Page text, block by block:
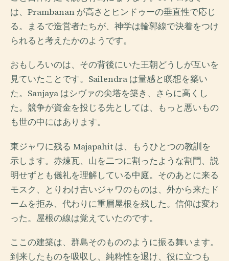
は、Prambanan が高さとヒンドゥーの垂直性で応じ
る。まるで造営者たちが、神学は輪郭線で決着をつけ
られると考えたかのようです。
おもしろいのは、その背後にいた王朝どうしが互いを
見ていたことです。Sailendra は量感と瞑想を築い
た。Sanjaya はシヴァの尖塔を築き、さらに高くし
た。競争が資金を投じる先としては、もっと悪いもの
も世の中にはあります。
東ジャワに残る Majapahit は、もうひとつの教訓を
示します。赤煉瓦、山を二つに割ったような割門、説
明せずとも儀礼を理解している中庭。そのあとに来る
モスク、とりわけ古いジャワのものは、外から来たド
ームを拒み、代わりに重層屋根を残した。信仰は変わ
った。屋根の線は覚えていたのです。
ここの建築は、群島そのもののように振る舞います。
到来したものを吸収し、純粋性を退け、役に立つも